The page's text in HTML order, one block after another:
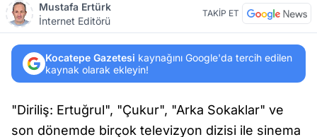
Mustafa Ertürk
İnternet Editörü
TAKİP ET
Kocatepe Gazetesi kaynağını Google'da tercih edilen
kaynak olarak ekleyin!
"Diriliş: Ertuğrul", "Çukur", "Arka Sokaklar" ve
son dönemde birçok televizyon dizisi ile sinema